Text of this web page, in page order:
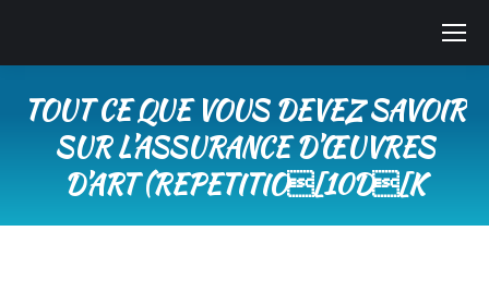
TOUT CE QUE VOUS DEVEZ SAVOIR
SUR L’ASSURANCE D’ŒUVRES
D’ART (REPETITIO[10D[K